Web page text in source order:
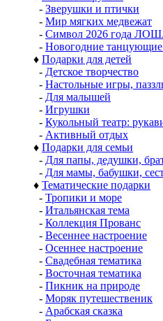
- Зверушки и птички
- Мир мягких медвежат
- Символ 2026 года
- Новогодние
♦ Подарки для детей
- Детское творчество
- Настольные игры,
- Для малышей
- Игрушки
- Кукольный театр:
- Активный отдых
♦ Подарки для семьи
- Для папы, дедушки,
- Для мамы, бабушки,
♦ Тематические подарки
- Тропики и море
- Итальянская тема
- Коллекция Прованс
- Весеннее настроение
- Осеннее настроение
- Свадебная тематика
- Восточная тематика
- Пикник на природе
- Моряк путешественик
- Арабская сказка